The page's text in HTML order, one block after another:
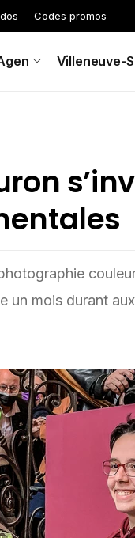
Codes promos
Villeneuve-
un mois durant